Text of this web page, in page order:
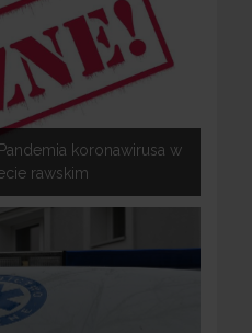
koronawirusa w
rawskim